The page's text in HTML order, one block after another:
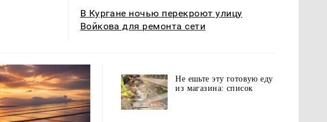
В Кургане ночью перекроют улицу
Войкова для ремонта сети
Не ешьте эту готовую еду
из магазина: список